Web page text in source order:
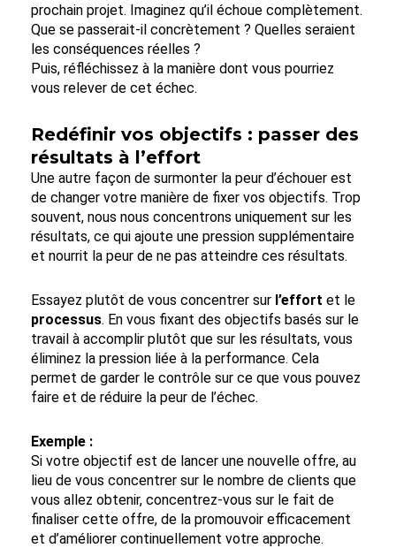
prochain projet. Imaginez qu’il échoue complètement.
Que se passerait-il concrètement ? Quelles seraient
les conséquences réelles ?
Puis, réfléchissez à la manière dont vous pourriez
vous relever de cet échec.
Redéfinir vos objectifs : passer des
résultats à l’effort
Une autre façon de surmonter la peur d’échouer est
de changer votre manière de fixer vos objectifs. Trop
souvent, nous nous concentrons uniquement sur les
résultats, ce qui ajoute une pression supplémentaire
et nourrit la peur de ne pas atteindre ces résultats.
Essayez plutôt de vous concentrer sur l’effort et le
processus. En vous fixant des objectifs basés sur le
travail à accomplir plutôt que sur les résultats, vous
éliminez la pression liée à la performance. Cela
permet de garder le contrôle sur ce que vous pouvez
faire et de réduire la peur de l’échec.
Exemple :
Si votre objectif est de lancer une nouvelle offre, au
lieu de vous concentrer sur le nombre de clients que
vous allez obtenir, concentrez-vous sur le fait de
finaliser cette offre, de la promouvoir efficacement
et d’améliorer continuellement votre approche.